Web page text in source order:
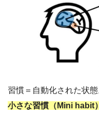
習慣＝自動化された状
小さな習慣（Mini habit